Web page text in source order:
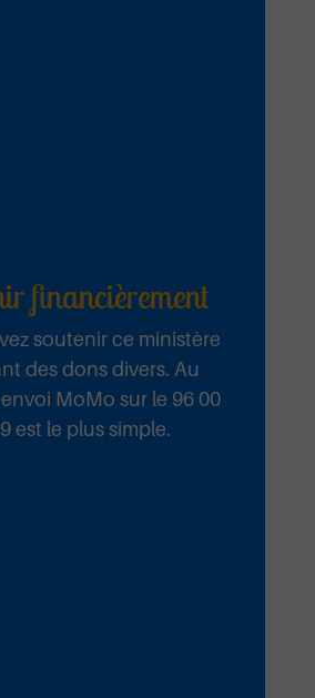
financièrement
soutenir ce ministère
des dons divers. Au
MoMo sur le 96 00
est le plus simple.